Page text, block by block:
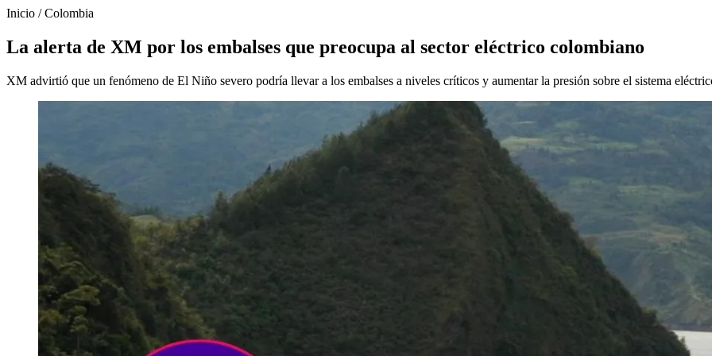
Inicio /Colombia
La alerta de XM por los embalses que preocupa al sector eléctrico colombiano
XM advirtió que un fenómeno de El Niño severo podría llevar a los embalses a niveles críticos y aumentar la presión sobre el sistema